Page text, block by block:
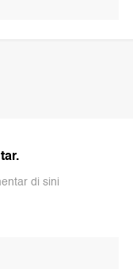
di sini